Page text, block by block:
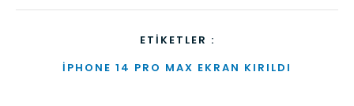
ETIKETLER :
IPHONE 14 PRO MAX EKRAN KIRILDI